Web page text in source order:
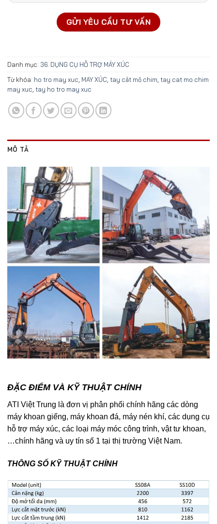
Danh mục: 36. DỤNG CỤ HỖ TRỢ MÁY XÚC
Từ khóa: ho tro may xuc MAY XÚC tay cắt mỏ chim tay cat mo chim
may xuc tay ho tro may xuc
MÔ TẢ
ĐẶC ĐIỂM VÀ KỸ THUẬT CHÍNH
ATI Việt Trung là đơn vị phân phối chính hãng các dòng
máy khoan giếng, máy khoan đá, máy nén khí, các dụng cụ
hỗ trợ máy xúc, các loại máy móc công trình, vật tư khoan,
…chính hãng và uy tín số 1 tại thị trường Việt Nam.
THÔNG SỐ KỸ THUẬT CHÍNH